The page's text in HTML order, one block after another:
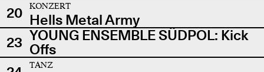
20
KONZERT
Hells Metal Army
23 YOUNG ENSEMBLE SÜDPOL: Kick
Offs
TANZ